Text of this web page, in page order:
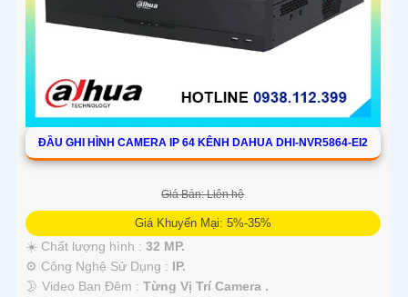
ĐẦU GHI HÌNH CAMERA IP 64 KÊNH DAHUA DHI-NVR5864-EI2
Giá Bán: Liên hệ
Giá Khuyến Mại: 5%-35%
☀️ Chất lượng hình : 32 MP.
⚙ Công Nghệ Sử Dụng : IP.
🌛 Video Ban Đêm : Từng Vị Trí Camera .